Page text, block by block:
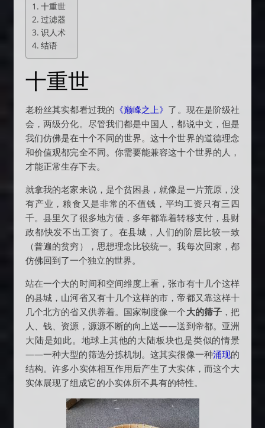
十重世
过滤器
识人术
结语
十重世
老粉丝其实都看过我的 《巅峰之上》 了。现在是阶级社
会，两级分化。尽管我们都是中国人，都说中文，但是
我们仿佛是在十个不同的世界。这十个世界的道德理念
和价值观都完全不同。你需要能兼容这十个世界的人，
才能正常生存下去。
就拿我的老家来说，是个贫困县，就像是一片荒原，没
有产业，粮食又是非常的不值钱，平均工资只有三四
千。县里欠了很多地方债，多年都靠着转移支付，县财
政都快发不出工资了。在县城，人们的阶层比较一致
（普遍的贫穷），思想理念比较统一。我每次回家，都
仿佛回到了一个独立的世界。
站在一个大的时间和空间维度上看，张市有十几个这样
的县城，山河省又有十几个这样的市，帝都又靠这样十
几个北方的省又供养着。国家制度像一个大的筛子，把
人、钱、资源，源源不断的向上送——送到帝都。亚洲
大陆是如此。地球上其他的大陆板块也是类似的情景
——一种大型的筛选分拣机制。这其实很像一种涌现的
结构。许多小实体相互作用后产生了大实体，而这个大
实体展现了组成它的小实体所不具有的特性。